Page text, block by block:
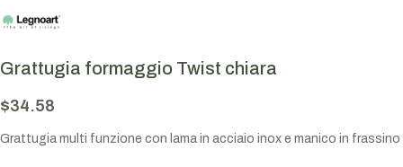
Grattugia formaggio Twist chiara
$34.58
Grattugia multi funzione con lama in acciaio inox e manico in frassino